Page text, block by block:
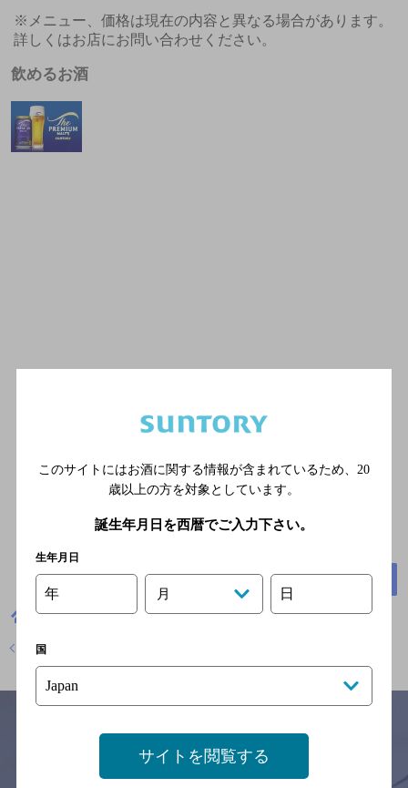
※メニュー、価格は現在の内容と異なる場合があります。
詳しくはお店にお問い合わせください。
飲めるお酒
高知県高知市朝倉乙８８１ 地図
高知県 焼き鳥 やきとり大吉 高知朝倉店 メニュー
店舗トップに戻る
ご意見・ご感想
このサイトにはお酒に関する情報が含まれているため、 20
歳以上の方を対象としています。
誕生年月日を西暦でご入力下さい。
生年月日
年 月 日
国
サイトを閲覧する